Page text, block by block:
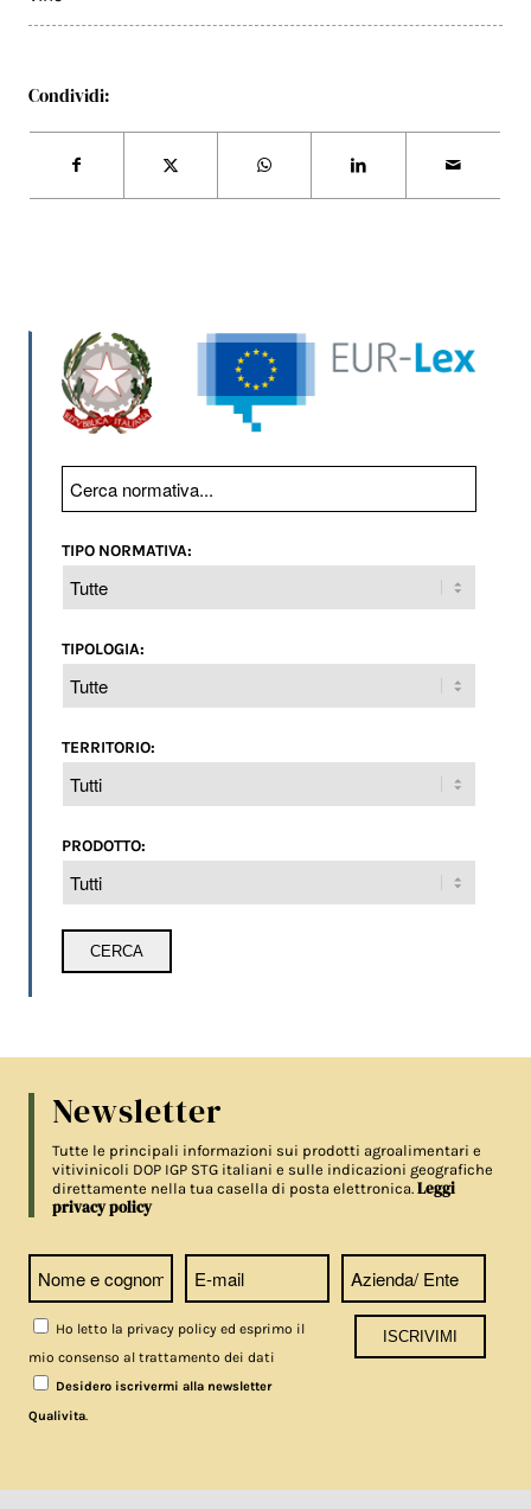
Condividi:
TIPO NORMATIVA:
TIPOLOGIA:
TERRITORIO:
PRODOTTO:
Newsletter
Tutte le principali informazioni sui prodotti agroalimentari e
vitivinicoli DOP IGP STG italiani e sulle indicazioni geografiche
direttamente nella tua casella di posta elettronica.Leggi
privacy policy
Ho letto la privacy policy ed esprimo il
mio consenso al trattamento dei dati
Desidero iscrivermi alla newsletter
Qualivita.